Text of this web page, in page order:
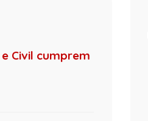
Civil cumprem